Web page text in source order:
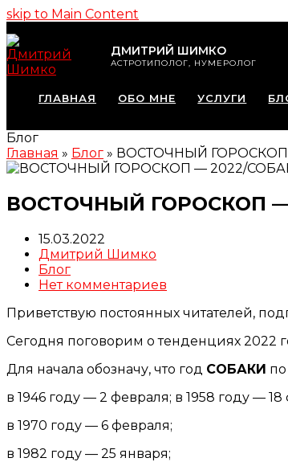
skip to Main Content
ДМИТРИЙ ШИМКО
АСТРОТИПОЛОГ, НУМЕРОЛОГ
ГЛАВНАЯ ОБО МНЕ УСЛУГИ
Блог
Главная » Блог » ВОСТОЧНЫЙ ГОРОСКОП
ВОСТОЧНЫЙ ГОРОСКОП
15.03.2022
Дмитрий Шимко
Блог
Нет комментариев
Приветствую постоянных читателей,
Сегодня поговорим о тенденциях 2022
Для начала обозначу, что год СОБАКИ
в 1946 году — 2 февраля; в 1958 году — 18
в 1970 году — 6 февраля;
в 1982 году — 25 января;